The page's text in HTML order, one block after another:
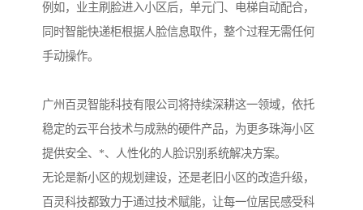
例如，业主刷脸进入小区后，单元门、电梯自动配合，
同时智能快递柜根据人脸信息取件，整个过程无需任何
手动操作。
广州百灵智能科技有限公司将持续深耕这一领域，依托
稳定的云平台技术与成熟的硬件产品，为更多珠海小区
提供安全、*、人性化的人脸识别系统解决方案。
无论是新小区的规划建设，还是老旧小区的改造升级，
百灵科技都致力于通过技术赋能，让每一位居民感受科